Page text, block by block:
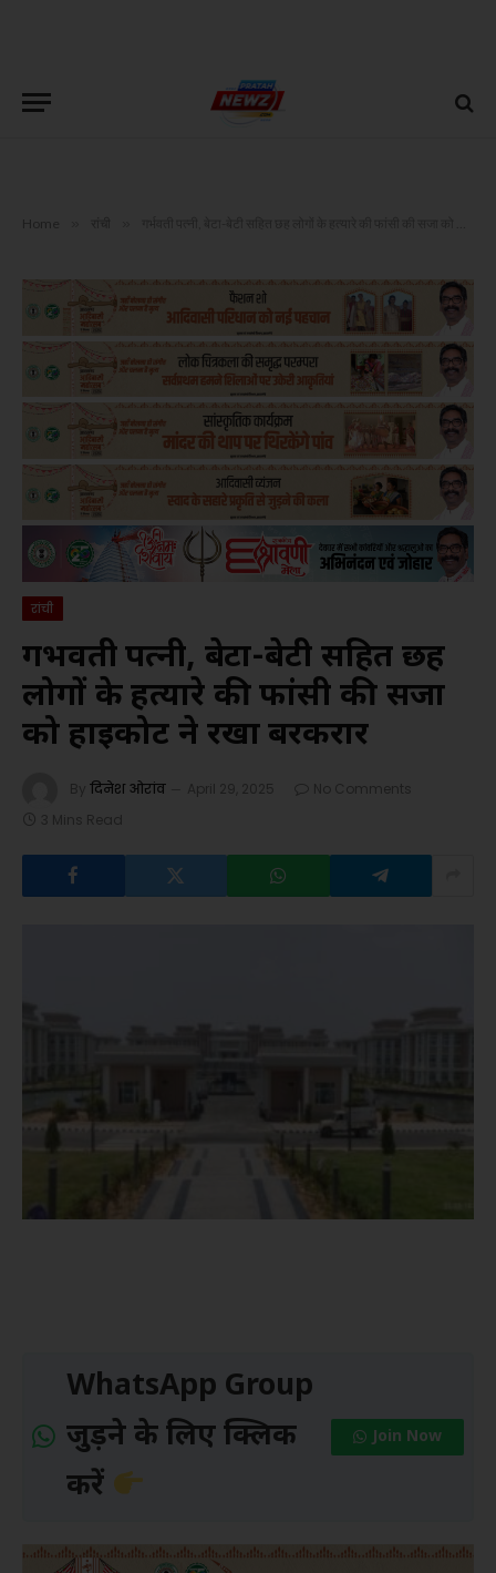
Home
रांची
गर्भवती पत्नी, बेटा-बेटी सहित छह
लोगों के हत्यारे की फांसी की सजा
को हाईकोर्ट ने रखा बरकरार
By दिनेश ओरांव April 29, 2025
No Comments
3 Mins Read
WhatsApp Group
जुड़ने के लिए क्लिक
करें
Join Now